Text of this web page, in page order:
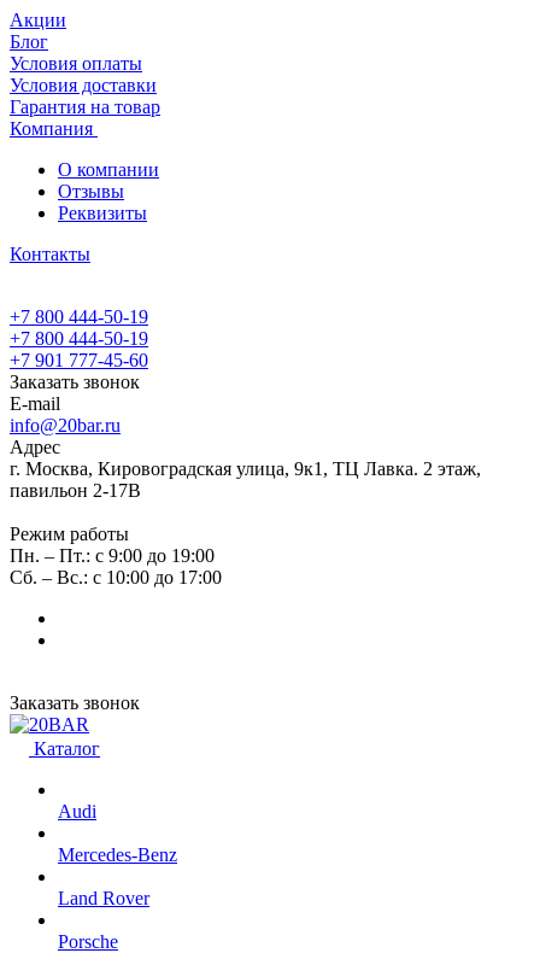
Акции
Блог
Условия оплаты
Условия доставки
Гарантия на товар
Компания
О компании
Отзывы
Реквизиты
Контакты
+7 800 444-50-19
+7 800 444-50-19
+7 901 777-45-60
Заказать звонок
E-mail
info@20bar.ru
Адрес
г. Москва, Кировоградская улица, 9к1, ТЦ Лавка. 2 этаж,
павильон 2-17В
Режим работы
Пн. – Пт.: с 9:00 до 19:00
Сб. – Вс.: с 10:00 до 17:00
Заказать звонок
Каталог
Audi
Mercedes-Benz
Land Rover
Porsche